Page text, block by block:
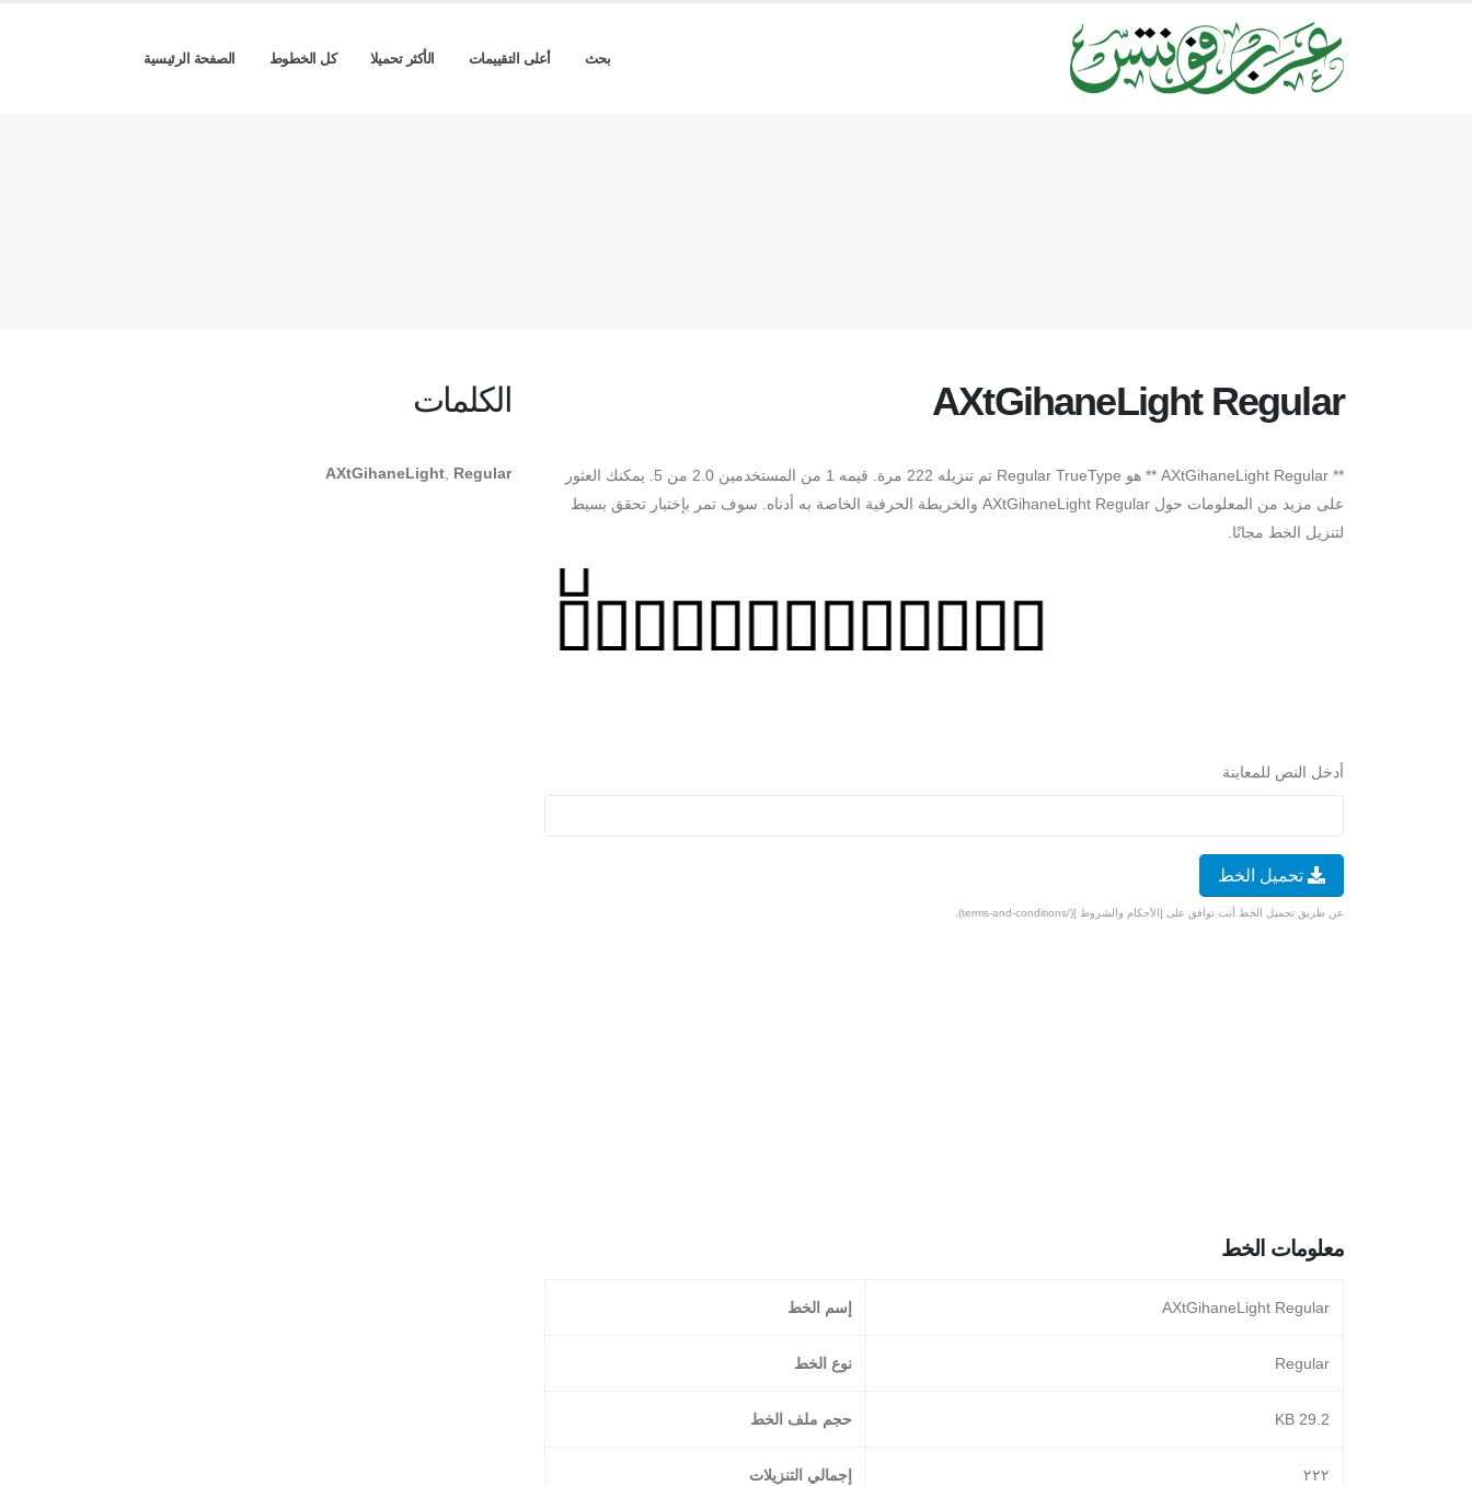
بحث أعلى التقييمات الأكثر تحميلا كل الخطوط الصفحة الرئيسية
AXtGihaneLight Regular
** AXtGihaneLight Regular ** هو Regular TrueType تم تنزيله 222 مرة. قيمه 1 من المستخدمين 2.0 من 5. يمكنك العثور
على مزيد من المعلومات حول AXtGihaneLight Regular والخريطة الحرفية الخاصة به أدناه. سوف تمر بإختبار تحقق بسيط
لتنزيل الخط مجانًا.
أدخل النص للمعاينة
تحميل الخط
عن طريق تحميل الخط أنت توافق على [الأحكام والشروط ](/terms-and-conditions).
معلومات الخط
AXtGihaneLight Regular إسم الخط
Regular نوع الخط
29.2 KB حجم ملف الخط
٢٢٢ إجمالي التنزيلات
الكلمات
AXtGihaneLight Regular